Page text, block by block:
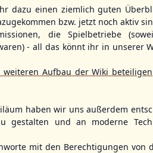
Box-Score
Israel
2026 - Group
12:00 Uhr(€)
Poland vs.
U-23 Baseball
Championship B
Germany
dazu einen ziemlich guten
bzw. jetzt noch aktiv
die Spielbetriebe
- all das könnt ihr in unserer
weiteren Aufbau der Wiki beteiligen
haben wir uns außerdem
gestalten und an moderne
mit den Berechtigungen von